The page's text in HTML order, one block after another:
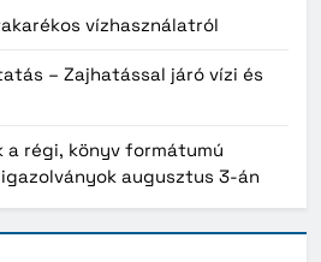
vízhasználatról
– Zajhatással járó vízi és
a régi, könyv formátumú
augusztus 3-án